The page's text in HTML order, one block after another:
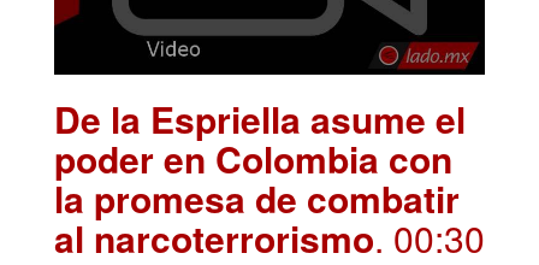
De la Espriella asume el
poder en Colombia con
la promesa de combatir
al narcoterrorismo. 00:30